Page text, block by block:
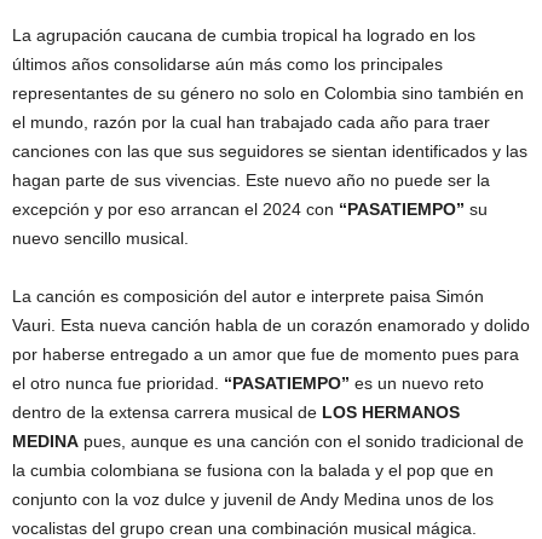
La agrupación caucana de cumbia tropical ha logrado en los
últimos años consolidarse aún más como los principales
representantes de su género no solo en Colombia sino también en
el mundo, razón por la cual han trabajado cada año para traer
canciones con las que sus seguidores se sientan identificados y las
hagan parte de sus vivencias. Este nuevo año no puede ser la
excepción y por eso arrancan el 2024 con “PASATIEMPO” su
nuevo sencillo musical.
La canción es composición del autor e interprete paisa Simón
Vauri. Esta nueva canción habla de un corazón enamorado y dolido
por haberse entregado a un amor que fue de momento pues para
el otro nunca fue prioridad. “PASATIEMPO” es un nuevo reto
dentro de la extensa carrera musical de LOS HERMANOS
MEDINA pues, aunque es una canción con el sonido tradicional de
la cumbia colombiana se fusiona con la balada y el pop que en
conjunto con la voz dulce y juvenil de Andy Medina unos de los
vocalistas del grupo crean una combinación musical mágica.